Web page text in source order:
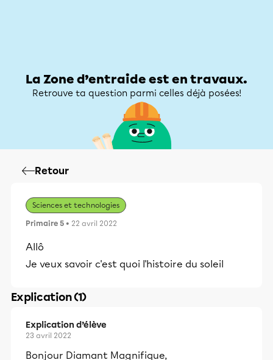
La Zone d’entraide est en travaux.
Retrouve ta question parmi celles déjà posées!
Retour
Sciences et technologies
Primaire 5 • 22 avril 2022
Allô
Je veux savoir c'est quoi l'histoire du soleil
Explication (1)
Explication d’élève
23 avril 2022
Bonjour Diamant Magnifique,